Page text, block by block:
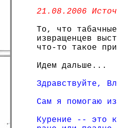
21.08.2006
То, что
извращенцев
что-то такое
Идем дальше...
Здравствуйте,
Сам я помогаю
Курение -- это